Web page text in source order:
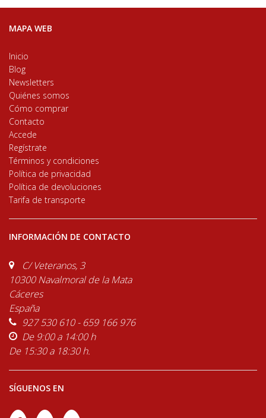
MAPA WEB
Inicio
Blog
Newsletters
Quiénes somos
Cómo comprar
Contacto
Accede
Regístrate
Términos y condiciones
Política de privacidad
Política de devoluciones
Tarifa de transporte
INFORMACIÓN DE CONTACTO
C/ Veteranos, 3
10300 Navalmoral de la Mata
Cáceres
España
927 530 610 - 659 166 976
De 9:00 a 14:00 h
De 15:30 a 18:30 h.
SÍGUENOS EN